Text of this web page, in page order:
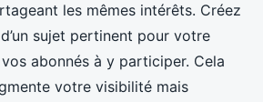
les mêmes intérêts. Créez
sujet pertinent pour votre
abonnés à y participer. Cela
votre visibilité mais